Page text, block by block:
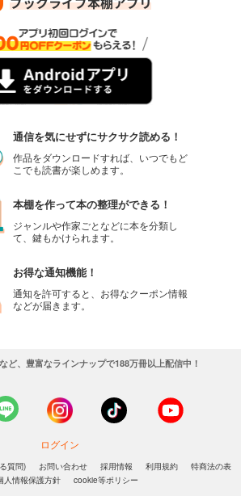
通信を気にせずにサクサク読める！
作品をダウンロードすれば、いつでもど
こでも読書が楽しめます。
本棚を作って本の整理ができる！
ジャンルや作家ごとなどに本を分類し
て、鍵もかけられます。
お得な通知機能！
通知を許可すると、お得なクーポン情報
などが届きます。
ど、豊富なラインナップで188万冊以上配信中！
ログイン
質問) お問い合わせ 採用情報 利用規約
特商法の表
人情報保護方針 cookie等ポリシー